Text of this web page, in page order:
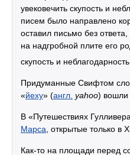
увековечить скупость и
писем было направлено
оставил письмо без
на надгробной плите его
скупость и
Придуманные Свифтом
«йеху» (англ. yahoo) вошли
В «Путешествиях
Марса , открытые только в
Как-то на площади перед